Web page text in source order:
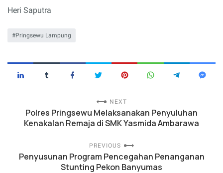
Heri Saputra
Pringsewu Lampung
NEXT
Polres Pringsewu Melaksanakan Penyuluhan
Kenakalan Remaja di SMK Yasmida Ambarawa
PREVIOUS
Penyusunan Program Pencegahan Penanganan
Stunting Pekon Banyumas